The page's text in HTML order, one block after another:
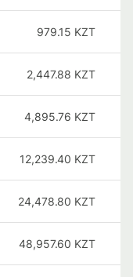
979.15 KZT
2,447.88 KZT
4,895.76 KZT
12,239.40 KZT
24,478.80 KZT
48,957.60 KZT